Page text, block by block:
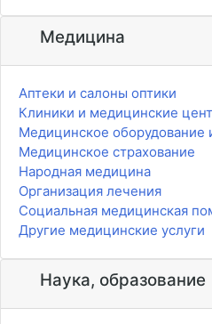
Медицина
Аптеки и салоны оптики
Клиники и медицинские
Медицинское оборудование
Медицинское страхование
Народная медицина
Организация лечения
Социальная медицинская
Другие медицинские услуги
Наука, образование